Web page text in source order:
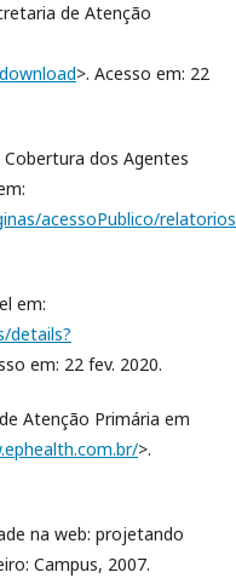
de Atenção
>. Acesso em: 22
Cobertura dos Agentes
acessoPublico/
em:
details?
em: 22 fev. 2020.
Atenção Primária em
>.
na web: projetando
Campus, 2007.